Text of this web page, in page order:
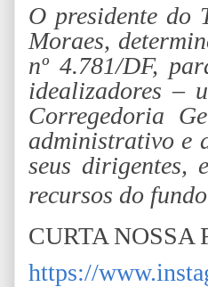
O presidente do
Moraes,
nº 4.781/DF,
idealizadores –
Corregedoria
administrativo e
seus dirigentes,
recursos do
CURTA NOSSA
https://